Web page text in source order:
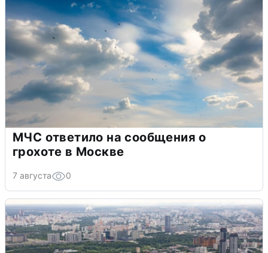
МЧС ответило на сообщения о
грохоте в Москве
7 августа 0